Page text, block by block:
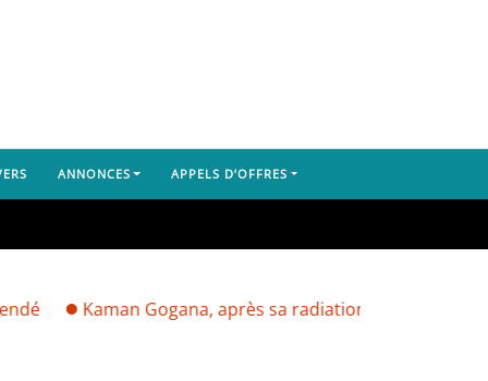
ANNONCES APPELS D’OFFRES
Kaman Gogana, après sa radiation par Mamadi